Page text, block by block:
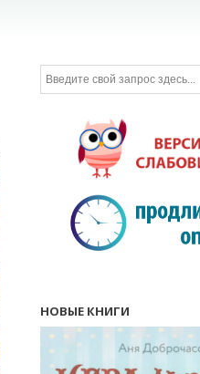
НОВЫЕ КНИГИ